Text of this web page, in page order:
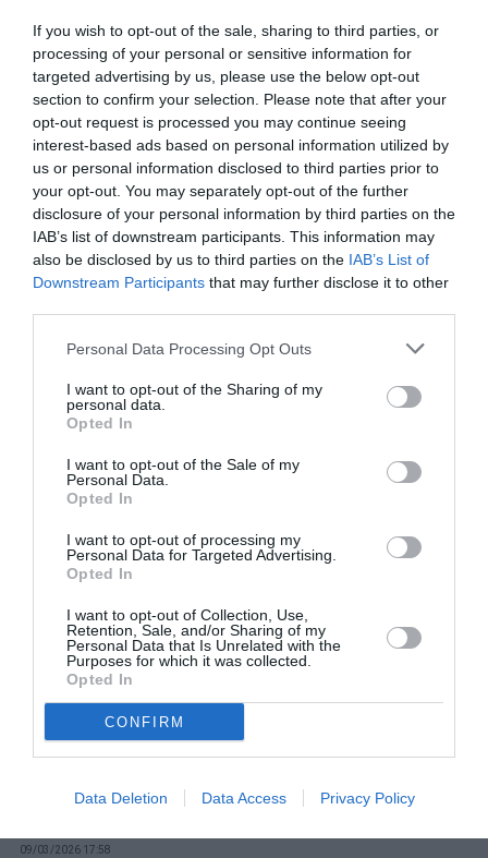
If you wish to opt-out of the sale, sharing to third parties, or
processing of your personal or sensitive information for
targeted advertising by us, please use the below opt-out
section to confirm your selection. Please note that after your
opt-out request is processed you may continue seeing
interest-based ads based on personal information utilized by
us or personal information disclosed to third parties prior to
your opt-out. You may separately opt-out of the further
disclosure of your personal information by third parties on the
IAB’s list of downstream participants. This information may
also be disclosed by us to third parties on the IAB’s List of
Downstream Participants that may further disclose it to other
Personal Data Processing Opt Outs
I want to opt-out of the Sharing of my
personal data.
Opted In
I want to opt-out of the Sale of my
Personal Data.
Opted In
I want to opt-out of processing my
Personal Data for Targeted Advertising.
Opted In
I want to opt-out of Collection, Use,
Retention, Sale, and/or Sharing of my
Personal Data that Is Unrelated with the
Purposes for which it was collected.
Opted In
CONFIRM
Data Deletion Data Access Privacy Policy
Σχετικά Άρθρα
09/03/2026 17:58